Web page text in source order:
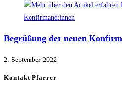
Begrüßung der neuen
2. September 2022
Kontakt Pfarrer